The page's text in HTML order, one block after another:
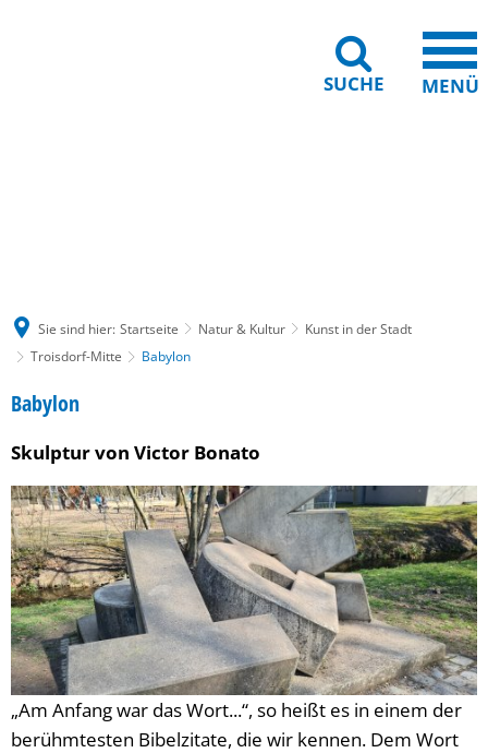
SUCHE MENÜ
Sie sind hier: Startseite Natur & Kultur
Kunst in der Stadt
Troisdorf-Mitte
Babylon
Babylon
Babylon
Skulptur von Victor Bonato
„Am Anfang war das Wort...“, so heißt es in einem der
berühmtesten Bibelzitate, die wir kennen. Dem Wort